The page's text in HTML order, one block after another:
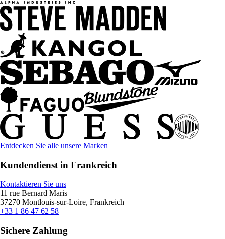
Entdecken Sie alle unsere Marken
Kundendienst in Frankreich
Kontaktieren Sie uns
11 rue Bernard Maris
37270 Montlouis-sur-Loire, Frankreich
+33 1 86 47 62 58
Sichere Zahlung